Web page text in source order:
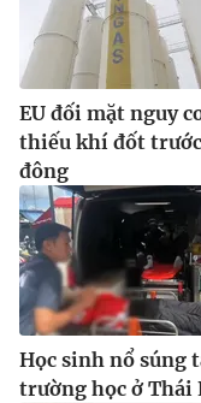
EU đối mặt nguy
thiếu khí đốt
đông
Học sinh nổ súng
trường học ở Thái